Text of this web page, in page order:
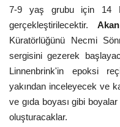
7-9 yaş grubu için 14
gerçekleştirilecektir.
Küratörlüğünü Necmi
sergisini gezerek
Linnenbrink'in epoksi
yakından inceleyecek ve
ve gıda boyası gibi
oluşturacaklar.